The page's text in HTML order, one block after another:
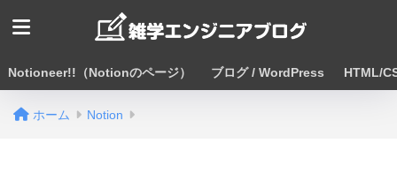
Notioneer!!（Notionのページ） ブログ / WordPress HTML/
ホーム Notion